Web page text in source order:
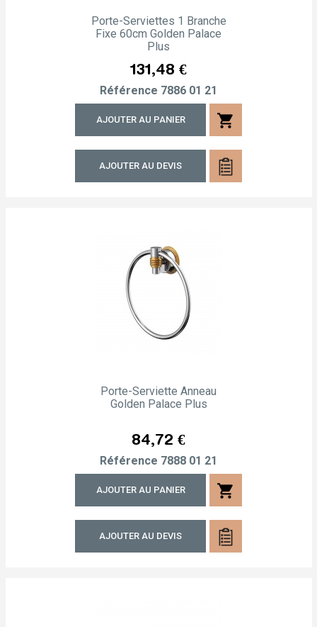
Porte-Serviettes 1 Branche
Fixe 60cm Golden Palace
Plus
Prix
131,48 €
Référence 7886 01 21
AJOUTER AU PANIER shopping_cart
AJOUTER AU DEVIS
Porte-Serviette Anneau
Golden Palace Plus
Prix
84,72 €
Référence 7888 01 21
AJOUTER AU PANIER shopping_cart
AJOUTER AU DEVIS